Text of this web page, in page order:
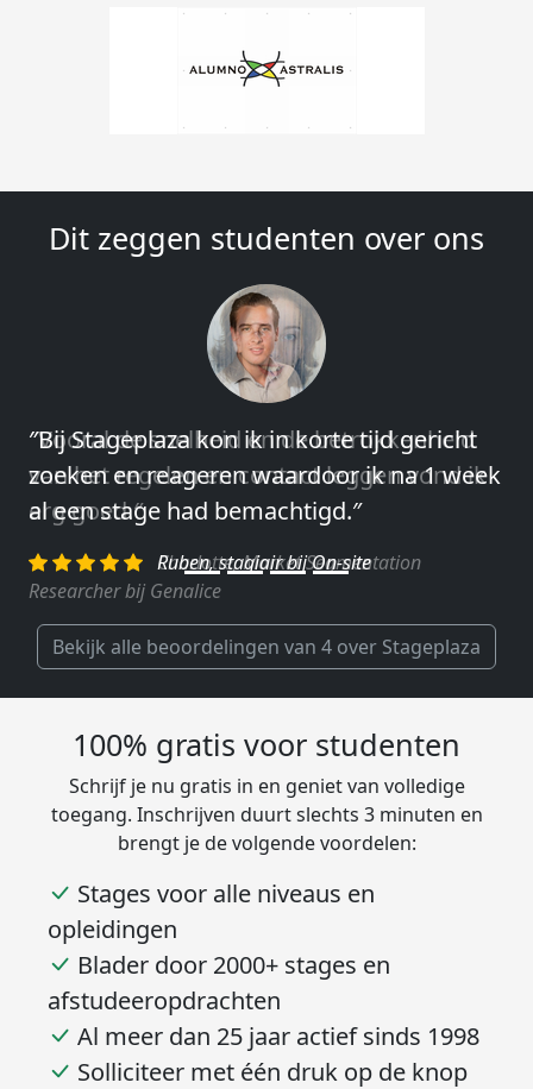
Dit zeggen studenten over ons
″Vooral de snelheid en de betrokkenheid
van het regelen en contact leggen vond ik
erg goed.″
Charlotte, Market Segmentation
Researcher bij Genalice
Bekijk alle beoordelingen van 4 over Stageplaza
100% gratis voor studenten
Schrijf je nu gratis in en geniet van volledige
toegang. Inschrijven duurt slechts 3 minuten en
brengt je de volgende voordelen:
Stages voor alle niveaus en
opleidingen
Blader door 2000+ stages en
afstudeeropdrachten
Al meer dan 25 jaar actief sinds 1998
Solliciteer met één druk op de knop